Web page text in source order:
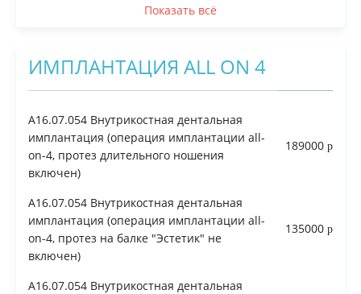
Показать всё
ИМПЛАНТАЦИЯ ALL ON 4
A16.07.054 Внутрикостная дентальная
имплантация (операция имплантации all-
on-4, протез длительного ношения
включен)
189000
A16.07.054 Внутрикостная дентальная
имплантация (операция имплантации all-
on-4, протез на балке "Эстетик" не
включен)
135000
A16.07.054 Внутрикостная дентальная